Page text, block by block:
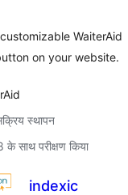
WaiterAid
on your website.
स्थापन
साथ परीक्षण किया
indexic